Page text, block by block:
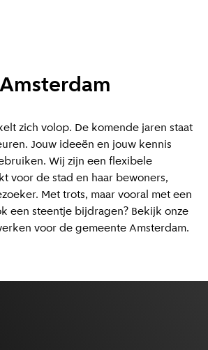
zich volop. De komende jaren staat
. Jouw ideeën en jouw kennis
Wij zijn een flexibele
voor de stad en haar bewoners,
. Met trots, maar vooral met een
een steentje bijdragen? Bekijk onze
voor de gemeente Amsterdam.